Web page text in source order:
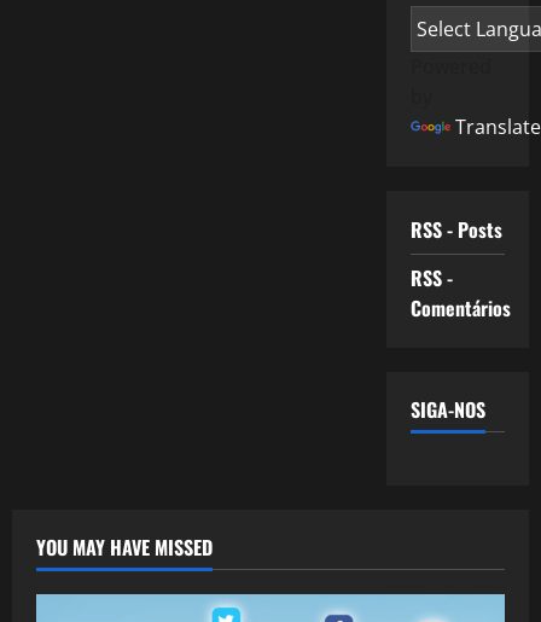
Translate
RSS - Posts
RSS -
Comentários
SIGA-NOS
YOU MAY HAVE MISSED